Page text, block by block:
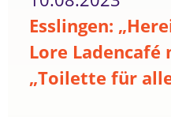
Esslingen:
Lore
„Toilette für